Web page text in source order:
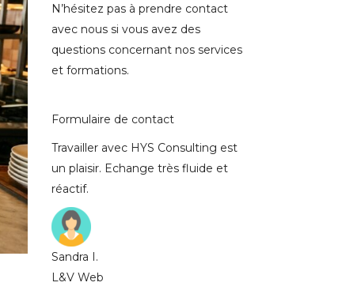
N’hésitez pas à prendre contact
avec nous si vous avez des
questions concernant nos services
et formations.
Formulaire de contact
Travailler avec HYS Consulting est
un plaisir. Echange très fluide et
réactif.
Sandra I.
L&V Web